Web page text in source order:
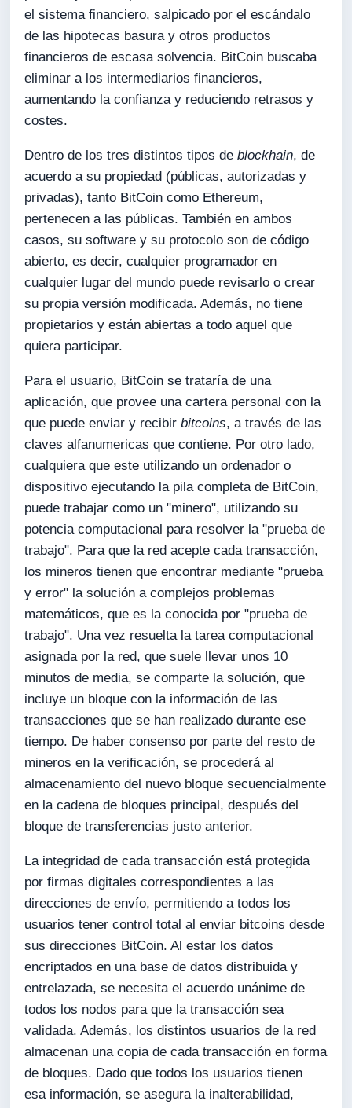
el sistema financiero, salpicado por el escándalo
de las hipotecas basura y otros productos
financieros de escasa solvencia. BitCoin buscaba
eliminar a los intermediarios financieros,
aumentando la confianza y reduciendo retrasos y
costes.
Dentro de los tres distintos tipos deblockhain, de
acuerdo a su propiedad (públicas, autorizadas y
privadas), tanto BitCoin como Ethereum,
pertenecen a las públicas. También en ambos
casos, su software y su protocolo son de código
abierto, es decir, cualquier programador en
cualquier lugar del mundo puede revisarlo o crear
su propia versión modificada. Además, no tiene
propietarios y están abiertas a todo aquel que
quiera participar.
Para el usuario, BitCoin se trataría de una
aplicación, que provee una cartera personal con la
que puede enviar y recibirbitcoins, a través de las
claves alfanumericas que contiene. Por otro lado,
cualquiera que este utilizando un ordenador o
dispositivo ejecutando la pila completa de BitCoin,
puede trabajar como un "minero", utilizando su
potencia computacional para resolver la "prueba de
trabajo". Para que la red acepte cada transacción,
los mineros tienen que encontrar mediante "prueba
y error" la solución a complejos problemas
matemáticos, que es la conocida por "prueba de
trabajo". Una vez resuelta la tarea computacional
asignada por la red, que suele llevar unos 10
minutos de media, se comparte la solución, que
incluye un bloque con la información de las
transacciones que se han realizado durante ese
tiempo. De haber consenso por parte del resto de
mineros en la verificación, se procederá al
almacenamiento del nuevo bloque secuencialmente
en la cadena de bloques principal, después del
bloque de transferencias justo anterior.
La integridad de cada transacción está protegida
por firmas digitales correspondientes a las
direcciones de envío, permitiendo a todos los
usuarios tener control total al enviar bitcoins desde
sus direcciones BitCoin. Al estar los datos
encriptados en una base de datos distribuida y
entrelazada, se necesita el acuerdo unánime de
todos los nodos para que la transacción sea
validada. Además, los distintos usuarios de la red
almacenan una copia de cada transacción en forma
de bloques. Dado que todos los usuarios tienen
esa información, se asegura la inalterabilidad,